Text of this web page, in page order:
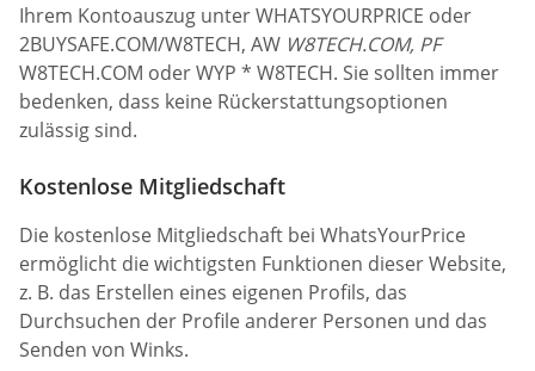
Ihrem Kontoauszug unter WHATSYOURPRICE oder
2BUYSAFE.COM/W8TECH, AW W8TECH.COM, PF
W8TECH.COM oder WYP * W8TECH. Sie sollten immer
bedenken, dass keine Rückerstattungsoptionen
zulässig sind.
Kostenlose Mitgliedschaft
Die kostenlose Mitgliedschaft bei WhatsYourPrice
ermöglicht die wichtigsten Funktionen dieser Website,
z. B. das Erstellen eines eigenen Profils, das
Durchsuchen der Profile anderer Personen und das
Senden von Winks.